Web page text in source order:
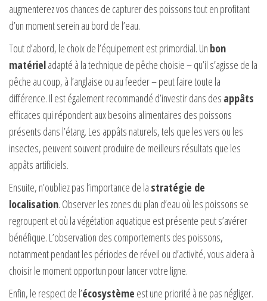
augmenterez vos chances de capturer des poissons tout en profitant
d’un moment serein au bord de l’eau.
Tout d’abord, le choix de l’équipement est primordial. Un bon
matérieladapté à la technique de pêche choisie – qu’il s’agisse de la
pêche au coup, à l’anglaise ou au feeder – peut faire toute la
différence. Il est également recommandé d’investir dans des appâts
efficaces qui répondent aux besoins alimentaires des poissons
présents dans l’étang. Les appâts naturels, tels que les vers ou les
insectes, peuvent souvent produire de meilleurs résultats que les
appâts artificiels.
Ensuite, n’oubliez pas l’importance de la stratégie de
localisation. Observer les zones du plan d’eau où les poissons se
regroupent et où la végétation aquatique est présente peut s’avérer
bénéfique. L’observation des comportements des poissons,
notamment pendant les périodes de réveil ou d’activité, vous aidera à
choisir le moment opportun pour lancer votre ligne.
Enfin, le respect de l’écosystème est une priorité à ne pas négliger.